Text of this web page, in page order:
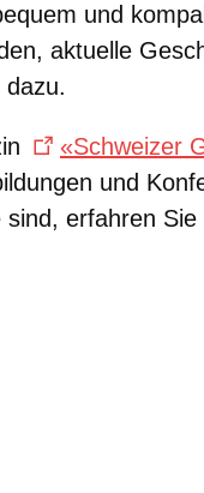
und
aktuelle
«Schweizer
und
erfahren